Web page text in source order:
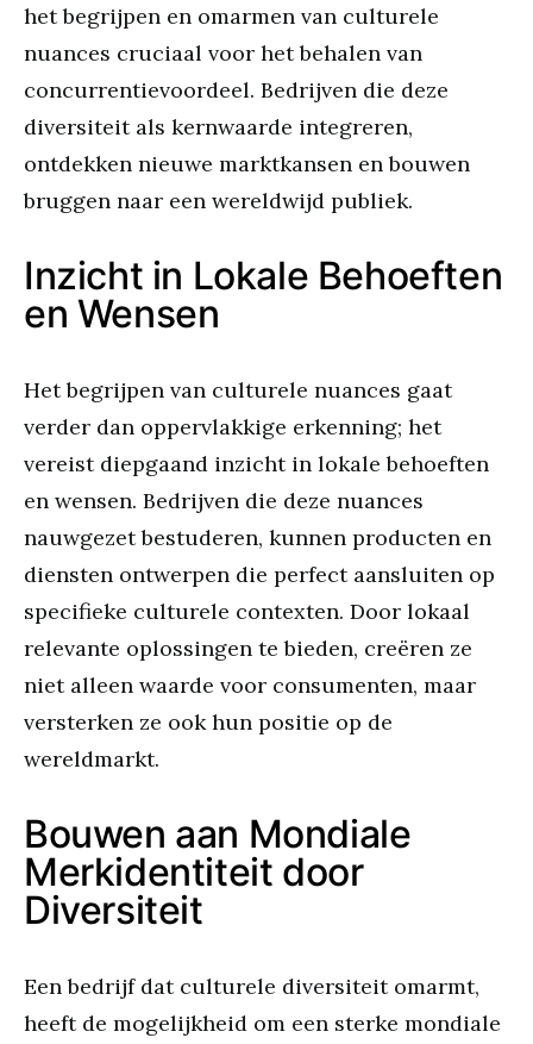
het begrijpen en omarmen van culturele
nuances cruciaal voor het behalen van
concurrentievoordeel. Bedrijven die deze
diversiteit als kernwaarde integreren,
ontdekken nieuwe marktkansen en bouwen
bruggen naar een wereldwijd publiek.
Inzicht in Lokale Behoeften
en Wensen
Het begrijpen van culturele nuances gaat
verder dan oppervlakkige erkenning; het
vereist diepgaand inzicht in lokale behoeften
en wensen. Bedrijven die deze nuances
nauwgezet bestuderen, kunnen producten en
diensten ontwerpen die perfect aansluiten op
specifieke culturele contexten. Door lokaal
relevante oplossingen te bieden, creëren ze
niet alleen waarde voor consumenten, maar
versterken ze ook hun positie op de
wereldmarkt.
Bouwen aan Mondiale
Merkidentiteit door
Diversiteit
Een bedrijf dat culturele diversiteit omarmt,
heeft de mogelijkheid om een sterke mondiale